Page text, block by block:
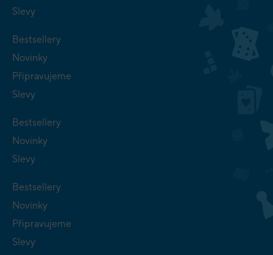
Slevy
Bestsellery
Novinky
Připravujeme
Slevy
Bestsellery
Novinky
Slevy
Bestsellery
Novinky
Připravujeme
Slevy